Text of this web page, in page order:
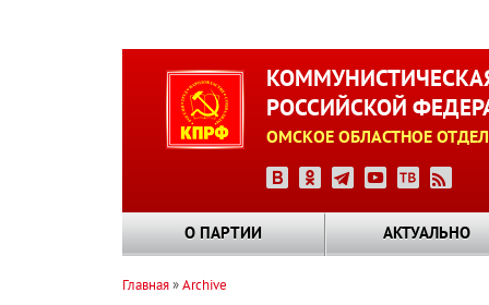
РОССИЙСКОЙ
ОМСКОЕ ОБЛАСТНОЕ
О ПАРТИИ АКТУАЛЬНО
Главная Archive